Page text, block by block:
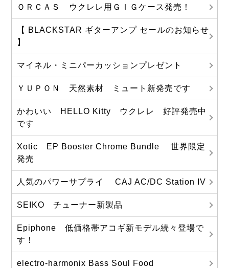
ＯＲＣＡＳ ウクレレ用ＧＩＧケース発売！
【 BLACKSTAR ギターアンプ セールのお知らせ
】
マイネル・ミニパーカッションプレゼント
ＹＵＰＯＮ 天然素材 ミュート新発売です
かわいい HELLO Kitty ウクレレ 好評発売中
です
Xotic EP Booster Chrome Bundle 世界限定
発売
人気のパワーサプライ CAJ AC/DC Station IV
SEIKO チューナー新製品
Epiphone 低価格帯アコギ新モデル続々登場で
す！
electro-harmonix Bass Soul Food